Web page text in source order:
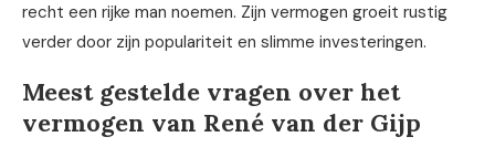
recht een rijke man noemen. Zijn vermogen groeit rustig
verder door zijn populariteit en slimme investeringen.
Meest gestelde vragen over het
vermogen van René van der Gijp